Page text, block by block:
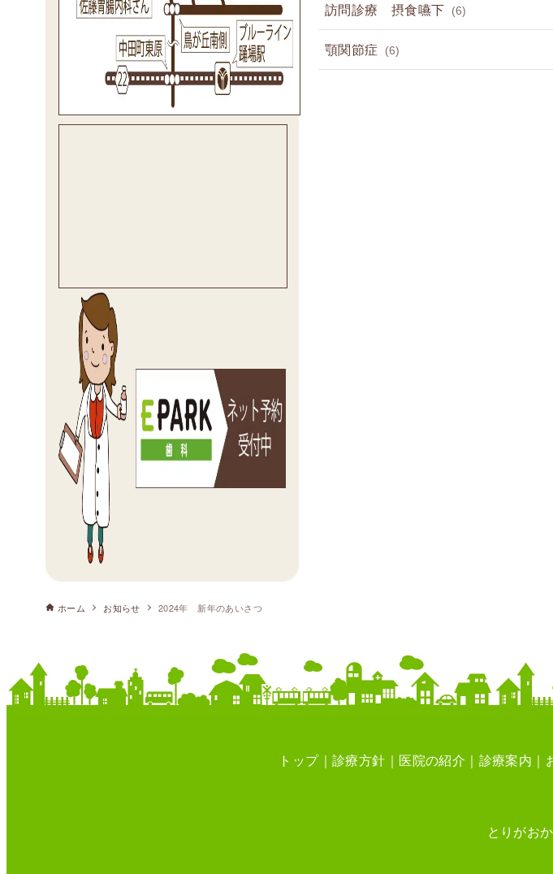
訪問診療 摂食嚥下 (6)
顎関節症 (6)
ホーム お知らせ 2024年 新年のあいさつ
トップ 診療方針 医院の紹介 診療案内
とりがお